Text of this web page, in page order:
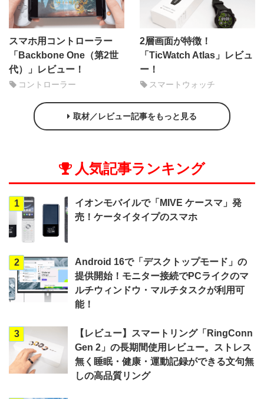
スマホ用コントローラー
「Backbone One（第2世
代）」レビュー！
コントローラー
2層画面が特徴！
「TicWatch Atlas」レビュ
ー！
スマートウォッチ
取材／レビュー記事をもっと見る
人気記事ランキング
1
イオンモバイルで「MIVE ケースマ」発
売！ケータイタイプのスマホ
2
Android 16で「デスクトップモード」の
提供開始！モニター接続でPCライクのマ
ルチウィンドウ・マルチタスクが利用可
能！
3
【レビュー】スマートリング「RingConn
Gen 2」の長期間使用レビュー。ストレス
無く睡眠・健康・運動記録ができる文句無
しの高品質リング